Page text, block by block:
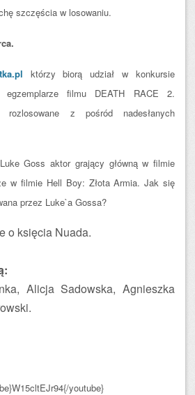
szczęścia w losowaniu.
którzy biorą udział w konkursie
egzemplarze filmu DEATH RACE 2.
rozlosowane z pośród nadesłanych
Goss aktor grający główną w filmie
w filmie Hell Boy: Złota Armia. Jak się
przez Luke`a Gossa?
o księcia Nuada.
Alicja Sadowska, Agnieszka
youtube}